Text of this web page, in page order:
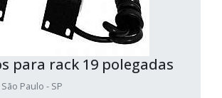
para rack 19 polegadas
Paulo - SP